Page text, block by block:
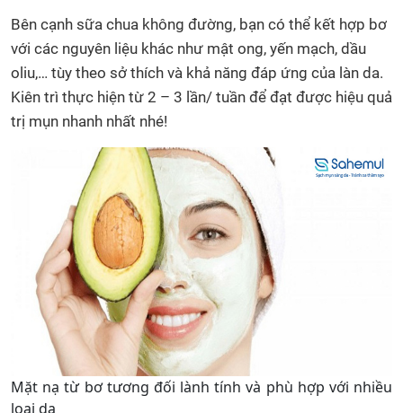
Bên cạnh sữa chua không đường, bạn có thể kết hợp bơ
với các nguyên liệu khác như mật ong, yến mạch, dầu
oliu,… tùy theo sở thích và khả năng đáp ứng của làn da.
Kiên trì thực hiện từ 2 – 3 lần/ tuần để đạt được hiệu quả
trị mụn nhanh nhất nhé!
Mặt nạ từ bơ tương đối lành tính và phù hợp với nhiều
loại da